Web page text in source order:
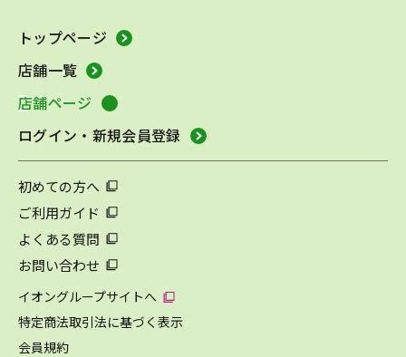
トップページ
店舗一覧
店舗ページ
ログイン・新規会員登録
初めての方へ
ご利用ガイド
よくある質問
お問い合わせ
イオングループサイトへ
特定商法取引法に基づく表示
会員規約